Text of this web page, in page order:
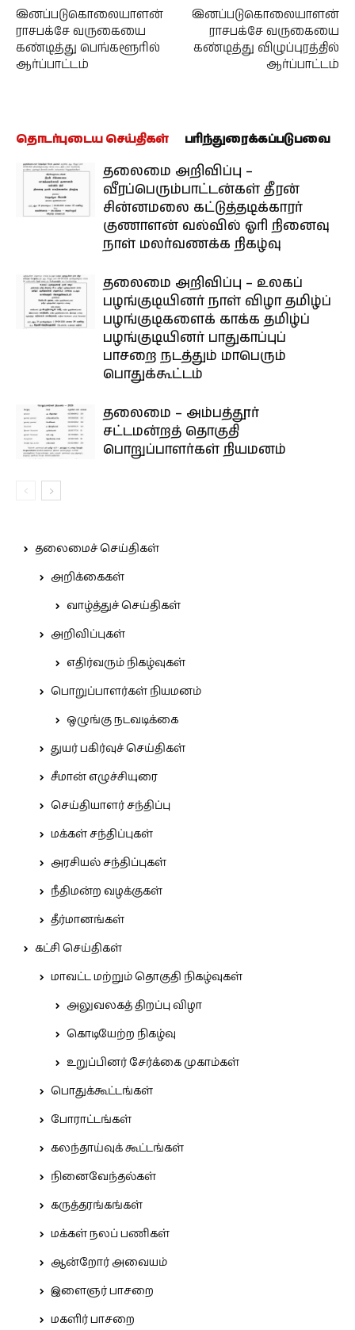
இனப்படுகொலையாளன்
ராசபக்சே வருகையை
கண்டித்து பெங்களூரில்
ஆர்ப்பாட்டம்
இனப்படுகொலையாளன்
ராசபக்சே வருகையை
கண்டித்து விழுப்புரத்தில்
ஆர்ப்பாட்டம்
தொடர்புடைய செய்திகள் பரிந்துரைக்கப்படுபவை
தலைமை அறிவிப்பு –
வீரப்பெரும்பாட்டன்கள் தீரன்
சின்னமலை கட்டுத்தடிக்காரர்
குணாளன் வல்வில் ஓரி நினைவு
நாள் மலர்வணக்க நிகழ்வு
தலைமை அறிவிப்பு – உலகப்
பழங்குடியினர் நாள் விழா தமிழ்ப்
பழங்குடிகளைக் காக்க தமிழ்ப்
பழங்குடியினர் பாதுகாப்புப்
பாசறை நடத்தும் மாபெரும்
பொதுக்கூட்டம்
தலைமை – அம்பத்தூர்
சட்டமன்றத் தொகுதி
பொறுப்பாளர்கள் நியமனம்
தலைமைச் செய்திகள்
அறிக்கைகள்
வாழ்த்துச் செய்திகள்
அறிவிப்புகள்
எதிர்வரும் நிகழ்வுகள்
பொறுப்பாளர்கள் நியமனம்
ஒழுங்கு நடவடிக்கை
துயர் பகிர்வுச் செய்திகள்
சீமான் எழுச்சியுரை
செய்தியாளர் சந்திப்பு
மக்கள் சந்திப்புகள்
அரசியல் சந்திப்புகள்
நீதிமன்ற வழக்குகள்
தீர்மானங்கள்
கட்சி செய்திகள்
மாவட்ட மற்றும் தொகுதி நிகழ்வுகள்
அலுவலகத் திறப்பு விழா
கொடியேற்ற நிகழ்வு
உறுப்பினர் சேர்க்கை முகாம்கள்
பொதுக்கூட்டங்கள்
போராட்டங்கள்
கலந்தாய்வுக் கூட்டங்கள்
நினைவேந்தல்கள்
கருத்தரங்கங்கள்
மக்கள் நலப் பணிகள்
ஆன்றோர் அவையம்
இளைஞர் பாசறை
மகளிர் பாசறை